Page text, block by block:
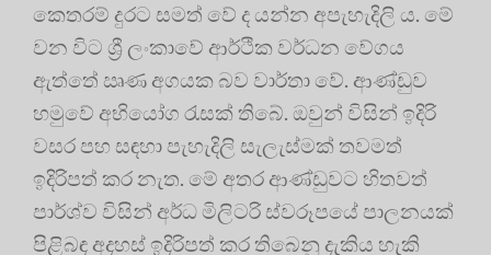
කෙතරම් දුරට සමත් වේ ද යන්න අපැහැදිලි ය. මේ
වන විට ශ්‍රී ලංකාවේ ආර්ථික වර්ධන වේගය
ඇත්තේ ඍණ අගයක බව වාර්තා වේ. ආණ්ඩුව
හමුවේ අභියෝග රැසක් තිබේ. ඔවුන් විසින් ඉදිරි
වසර පහ සඳහා පැහැදිලි සැලැස්මක් තවමත්
ඉදිරිපත් කර නැත. මේ අතර ආණ්ඩුවට හිතවත්
පාර්ශ්ව විසින් අර්ධ මිලිටරි ස්වරූපයේ පාලනයක්
පිළිබඳ අදහස් ඉදිරිපත් කර තිබෙනු දැකිය හැකි